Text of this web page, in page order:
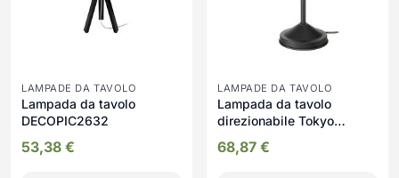
LAMPADE DA TAVOLO
Lampada da tavolo
DECOPIC2632
53,38 €
LAMPADE DA TAVOLO
Lampada da tavolo
direzionabile Tokyo
68,87 €